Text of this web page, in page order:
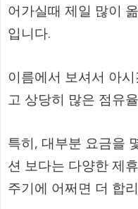
어가실때 제일 많이
입니다.
이름에서 보셔서 아
고 상당히 많은 점유
특히, 대부분 요금을
션 보다는 다양한 제
주기에 어쩌면 더 합